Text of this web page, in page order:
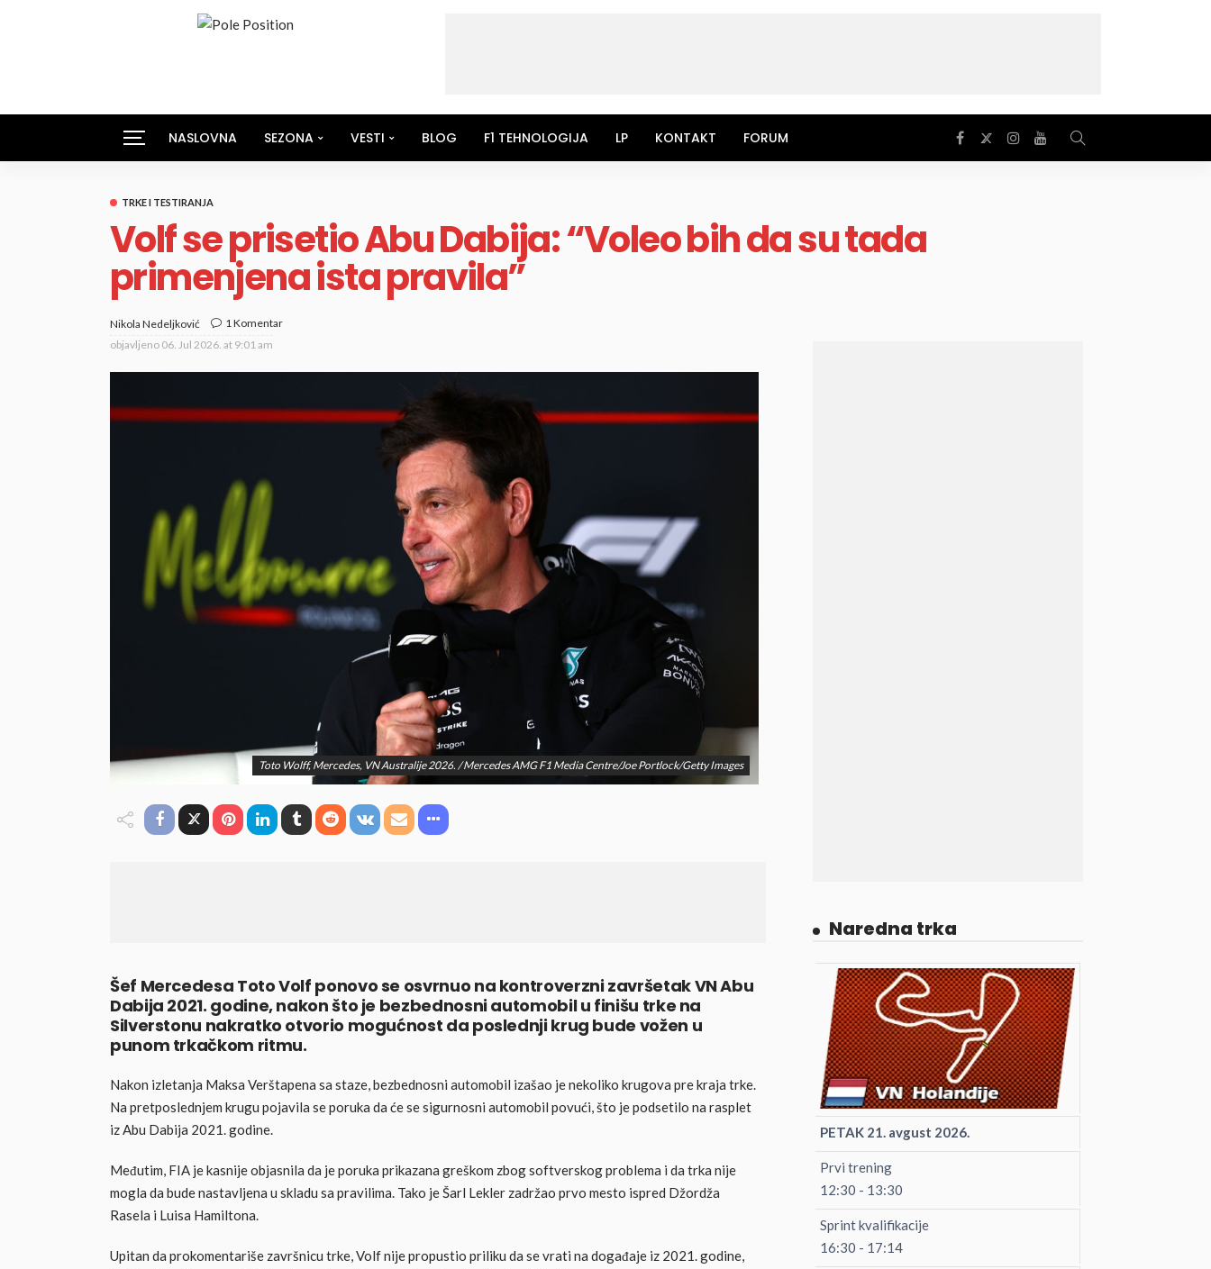
NASLOVNA SEZONA VESTI BLOG F1 TEHNOLOGIJA LP KONTAKT FORUM
TRKE I TESTIRANJA
Volf se prisetio Abu Dabija: “Voleo bih da su tada
primenjena ista pravila”
Nikola Nedeljković
1 Komentar
objavljeno 06. Jul 2026. at 9:01 am
Toto Wolff, Mercedes, VN Australije 2026. / Mercedes AMG F1 Media Centre/Joe Portlock/Getty Images
Šef Mercedesa Toto Volf ponovo se osvrnuo na kontroverzni završetak VN Abu
Dabija 2021. godine, nakon što je bezbednosni automobil u finišu trke na
Silverstonu nakratko otvorio mogućnost da poslednji krug bude vožen u
punom trkačkom ritmu.
Nakon izletanja Maksa Verštapena sa staze, bezbednosni automobil izašao je nekoliko krugova pre kraja trke.
Na pretposlednjem krugu pojavila se poruka da će se sigurnosni automobil povući, što je podsetilo na rasplet
iz Abu Dabija 2021. godine.
Međutim, FIA je kasnije objasnila da je poruka prikazana greškom zbog softverskog problema i da trka nije
mogla da bude nastavljena u skladu sa pravilima. Tako je Šarl Lekler zadržao prvo mesto ispred Džordža
Rasela i Luisa Hamiltona.
Upitan da prokomentariše završnicu trke, Volf nije propustio priliku da se vrati na događaje iz 2021. godine,
Naredna trka
PETAK 21. avgust 2026.
Prvi trening
12:30 - 13:30
Sprint kvalifikacije
16:30 - 17:14